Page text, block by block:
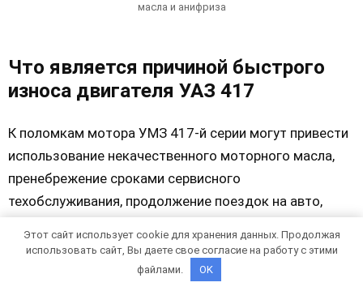
масла и анифриза
Что является причиной быстрого
износа двигателя УАЗ 417
К поломкам мотора УМЗ 417-й серии могут привести
использование некачественного моторного масла,
пренебрежение сроками сервисного
техобслуживания, продолжение поездок на авто,
бедами справляются самостоятельно, а в третьем
случае может потребоваться квалифицированная
Этот сайт использует cookie для хранения данных. Продолжая
использовать сайт, Вы даете свое согласие на работу с этими
файлами.
OK